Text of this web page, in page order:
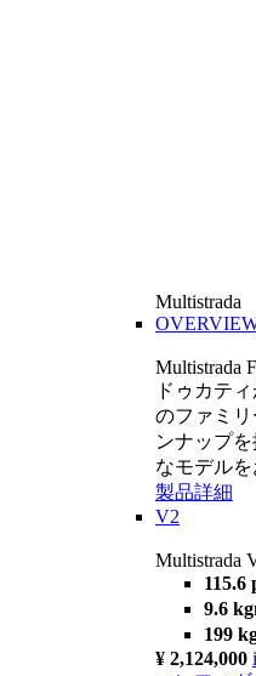
Multistrada
Multistrada
ドゥカテ
のファミ
ンナップ
なモデルを
製品詳細
V2
Multistrada
115.6
9.6
199
¥ 2,124,000 i